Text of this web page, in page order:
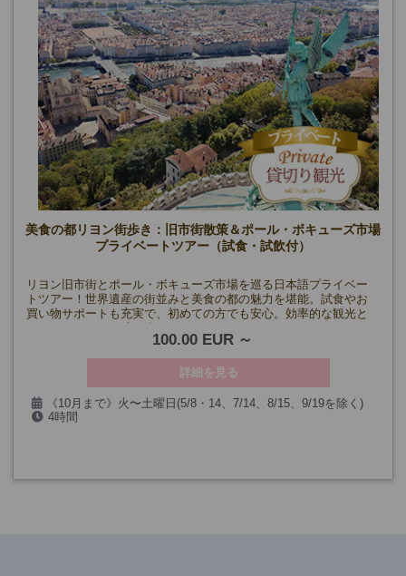
美食の都リヨン街歩き：旧市街散策＆ポール・ボキューズ市場
プライベートツアー（試食・試飲付）
リヨン旧市街とポール・ボキューズ市場を巡る日本語プライベー
トツアー！世界遺産の街並みと美食の都の魅力を堪能。試食やお
買い物サポートも充実で、初めての方でも安心。効率的な観光と
100.00 EUR
詳細を見る
《10月まで》火〜土曜日(5/8・14、7/14、8/15、9/19を除く)
《11月～》火～日曜日(11/1・11、12/12~1/3を除く)
4時間